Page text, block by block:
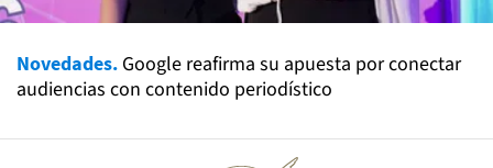
Novedades. Google reafirma su apuesta por conectar
audiencias con contenido periodístico